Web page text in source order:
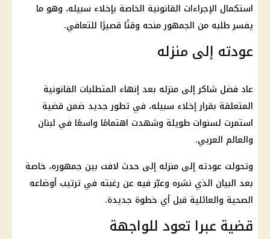
استكمال الإجراءات القانونية الخاصة بإخلاء سبيله، وهو ما
يفسر طلبه من الجمهور منحه وقتًا قصيرًا للتعافي.
عودته إلى منزله
عاد فضل شاكرإلى منزله بعد إنهاء المتطلبات القانونية
المتعلقة بقرار إخلاء سبيله، في تطور جديد ضمن قضية
استمرت لسنوات طويلة وشهدت اهتمامًا واسعًا في لبنان
والعالم العربي.
وتحولت عودته إلى منزله إلى حدث لافت بين جمهوره، خاصة
بعد البيان الذي نشره وعبّر فيه عن رغبته في ترتيب أوضاعه
الصحية والعائلية قبل أي خطوة جديدة.
قضية عبرا تعود للواجهة